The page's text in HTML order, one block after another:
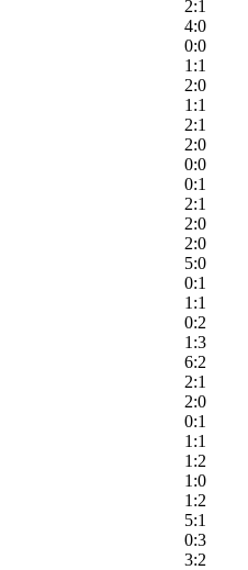
2:1
4:0
0:0
1:1
2:0
1:1
2:1
2:0
0:0
0:1
2:1
2:0
2:0
5:0
0:1
1:1
0:2
1:3
6:2
2:1
2:0
0:1
1:1
1:2
1:0
1:2
5:1
0:3
3:2